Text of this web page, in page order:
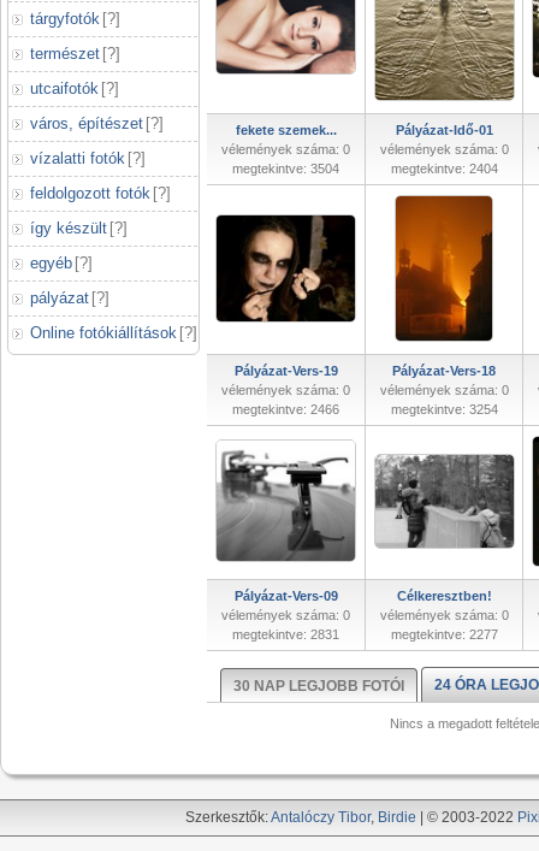
tárgyfotók [?]
természet [?]
utcaifotók [?]
város, építészet [?]
vízalatti fotók [?]
feldolgozott fotók [?]
így készült [?]
egyéb [?]
pályázat [?]
Online fotókiállítások [?]
fekete szemek...
vélemények száma: 0
megtekintve: 3504
Pályázat-Idő-01
vélemények száma: 0
megtekintve: 2404
Pályázat-Vers-19
vélemények száma: 0
megtekintve: 2466
Pályázat-Vers-18
vélemények száma: 0
megtekintve: 3254
Pályázat-Vers-09
vélemények száma: 0
megtekintve: 2831
Célkeresztben!
vélemények száma: 0
megtekintve: 2277
30 NAP LEGJOBB FOTÓI 24 ÓRA
Nincs a megadott
Szerkesztők:Antalóczy Tibor, Birdie | © 2003-2022